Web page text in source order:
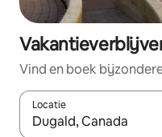
Vind en boek
Locatie
Wanneer er resultaten